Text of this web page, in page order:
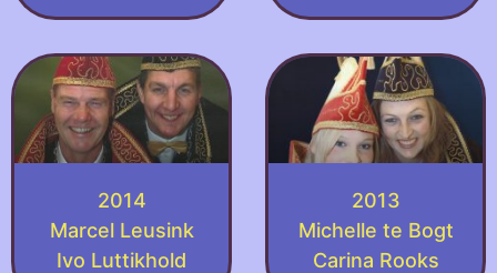
2014
Marcel Leusink
Ivo Luttikhold
2013
Michelle te Bogt
Carina Rooks